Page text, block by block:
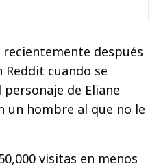
después
Reddit cuando se
de Eliane
un hombre al que no le
visitas en menos